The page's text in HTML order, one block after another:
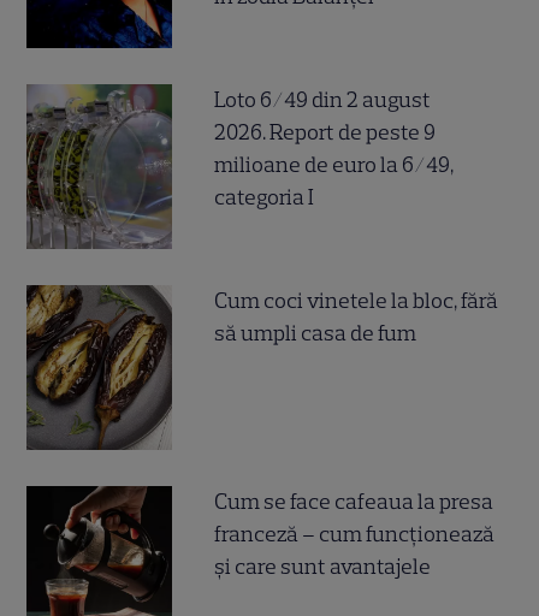
Loto 6/49 din 2 august
2026. Report de peste 9
milioane de euro la 6/49,
categoria I
Cum coci vinetele la bloc, fără
să umpli casa de fum
Cum se face cafeaua la presa
franceză – cum funcționează
și care sunt avantajele